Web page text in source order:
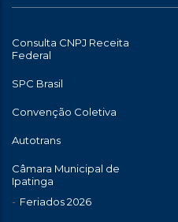
Consulta CNPJ Receita
Federal
SPC Brasil
Convenção Coletiva
Autotrans
Câmara Municipal de
Ipatinga
Feriados 2026